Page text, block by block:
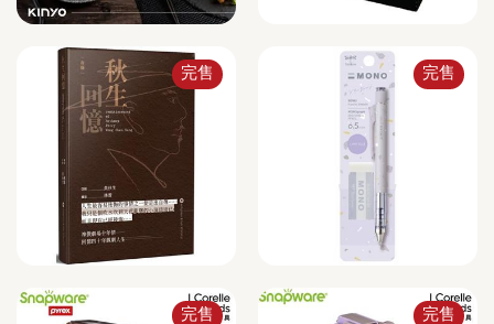
完售 完售
完售 完售